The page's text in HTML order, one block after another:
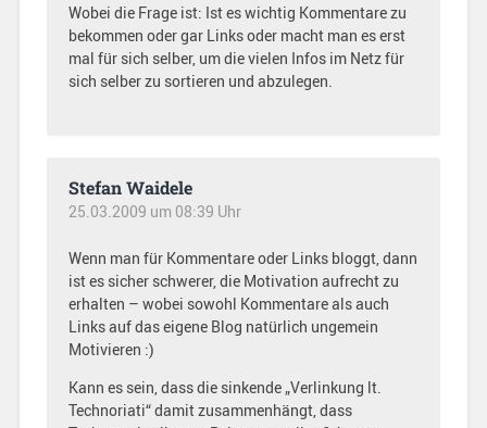
Wobei die Frage ist: Ist es wichtig Kommentare zu
bekommen oder gar Links oder macht man es erst
mal für sich selber, um die vielen Infos im Netz für
sich selber zu sortieren und abzulegen.
Stefan Waidele
25.03.2009 um 08:39 Uhr
Wenn man für Kommentare oder Links bloggt, dann
ist es sicher schwerer, die Motivation aufrecht zu
erhalten – wobei sowohl Kommentare als auch
Links auf das eigene Blog natürlich ungemein
Motivieren :)
Kann es sein, dass die sinkende „Verlinkung lt.
Technoriati“ damit zusammenhängt, dass